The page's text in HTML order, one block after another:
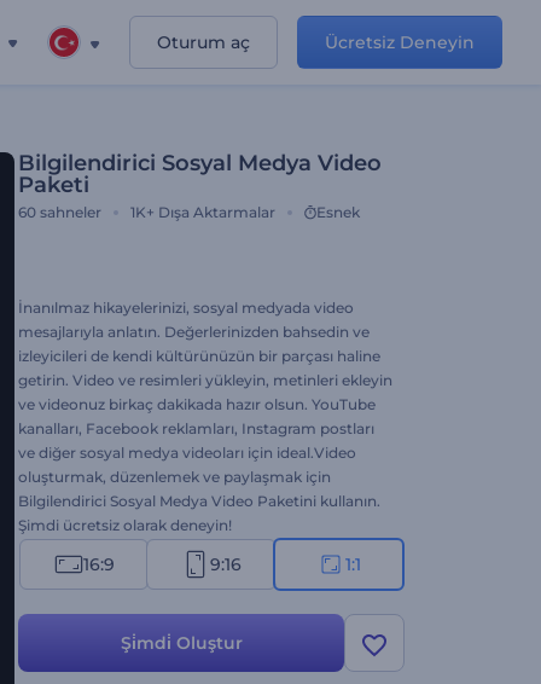
Oturum aç Ücretsiz Deneyin
Bilgilendirici Sosyal Medya Video
Paketi
60 sahneler 1K+ Dışa Aktarmalar Esnek
İnanılmaz hikayelerinizi, sosyal medyada video
mesajlarıyla anlatın. Değerlerinizden bahsedin ve
izleyicileri de kendi kültürünüzün bir parçası haline
getirin. Video ve resimleri yükleyin, metinleri ekleyin
ve videonuz birkaç dakikada hazır olsun. YouTube
kanalları, Facebook reklamları, Instagram postları
ve diğer sosyal medya videoları için ideal.Video
oluşturmak, düzenlemek ve paylaşmak için
Bilgilendirici Sosyal Medya Video Paketini kullanın.
Şimdi ücretsiz olarak deneyin!
16:9 9:16 1:1
Şi̇mdi̇ Oluştur